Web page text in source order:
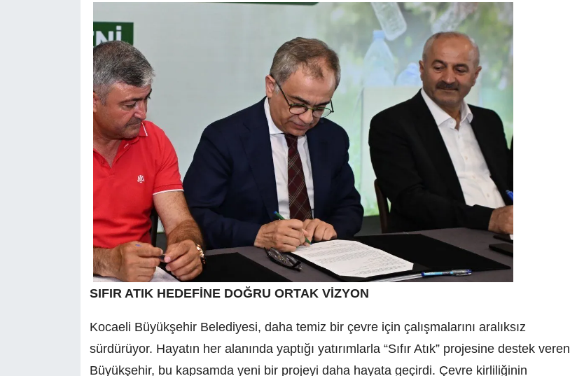
SIFIR ATIK HEDEFİNE DOĞRU ORTAK VİZYON
Kocaeli Büyükşehir Belediyesi, daha temiz bir çevre için çalışmalarını aralıksız
sürdürüyor. Hayatın her alanında yaptığı yatırımlarla “Sıfır Atık” projesine destek veren
Büyükşehir, bu kapsamda yeni bir projeyi daha hayata geçirdi. Çevre kirliliğinin